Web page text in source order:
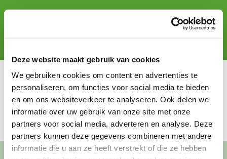
Deze website maakt gebruik van cookies
We gebruiken cookies om content en advertenties te
personaliseren, om functies voor social media te bieden
en om ons websiteverkeer te analyseren. Ook delen we
informatie over uw gebruik van onze site met onze
partners voor social media, adverteren en analyse. Deze
partners kunnen deze gegevens combineren met andere
informatie die u aan ze heeft verstrekt of die ze hebben
naar
Over ons
Waar actief?
Aanmelden